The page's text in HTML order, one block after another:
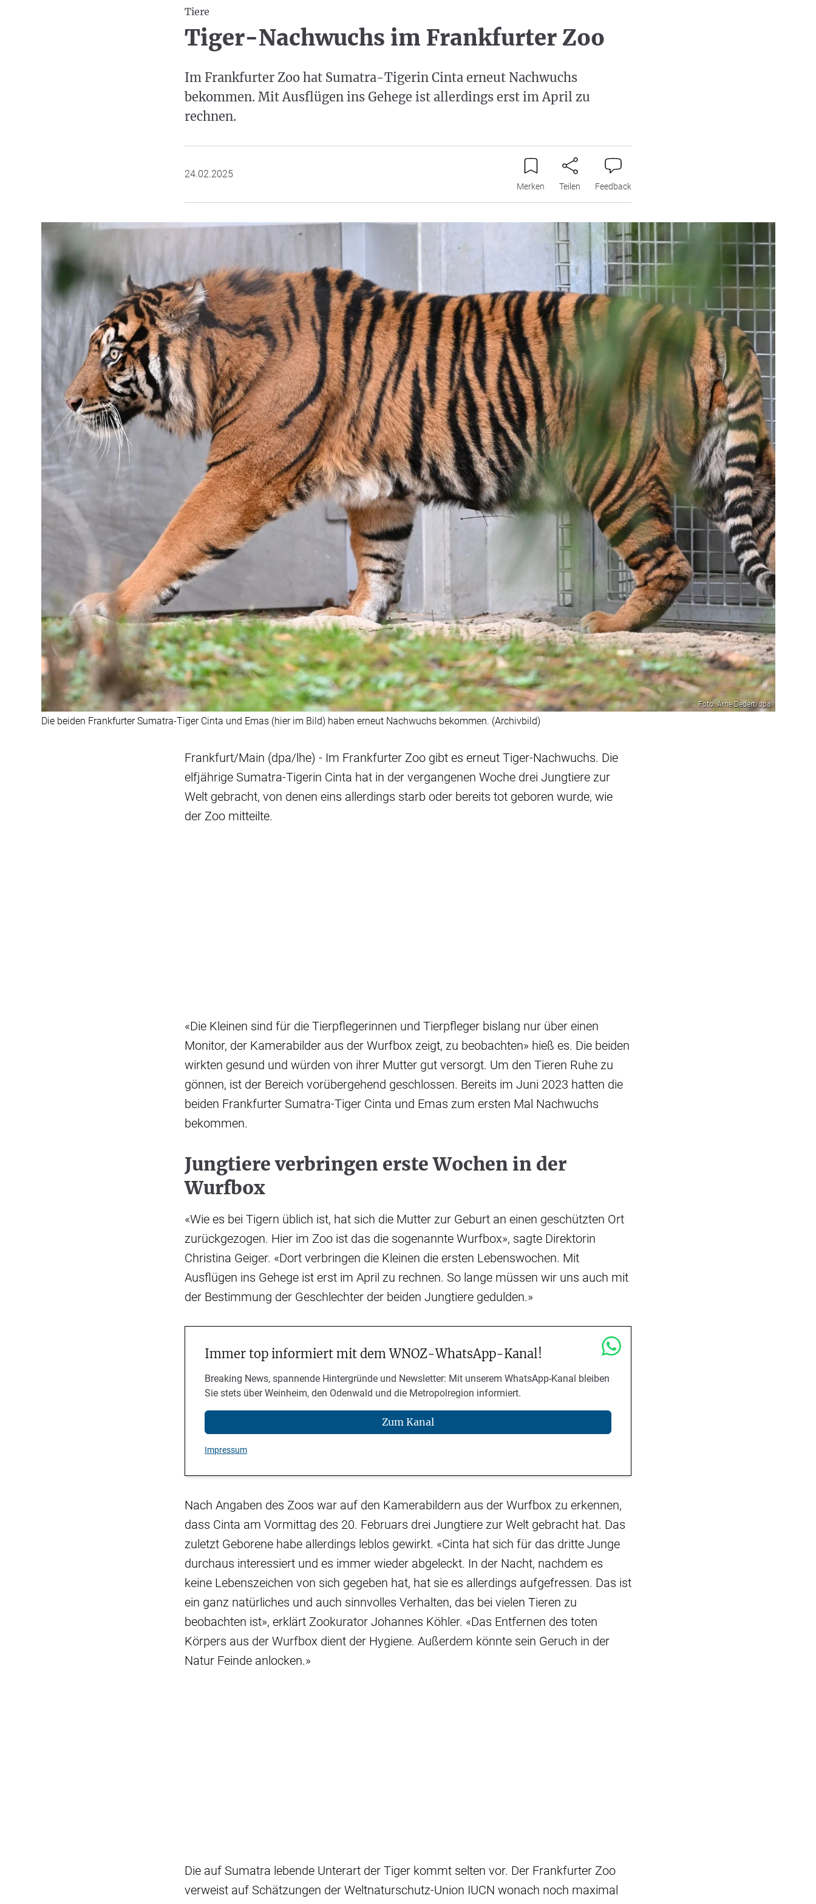
Tiere
Tiger-Nachwuchs im Frankfurter Zoo
Im Frankfurter Zoo hat Sumatra-Tigerin Cinta erneut Nachwuchs
bekommen. Mit Ausflügen ins Gehege ist allerdings erst im April zu
rechnen.
24.02.2025
Merken Teilen Feedback
Foto: Arne Dedert/dpa
Die beiden Frankfurter Sumatra-Tiger Cinta und Emas (hier im Bild) haben erneut Nachwuchs bekommen. (Archivbild)
Frankfurt/Main (dpa/lhe) - Im Frankfurter Zoo gibt es erneut Tiger-Nachwuchs. Die
elfjährige Sumatra-Tigerin Cinta hat in der vergangenen Woche drei Jungtiere zur
Welt gebracht, von denen eins allerdings starb oder bereits tot geboren wurde, wie
der Zoo mitteilte.
«Die Kleinen sind für die Tierpflegerinnen und Tierpfleger bislang nur über einen
Monitor, der Kamerabilder aus der Wurfbox zeigt, zu beobachten» hieß es. Die beiden
wirkten gesund und würden von ihrer Mutter gut versorgt. Um den Tieren Ruhe zu
gönnen, ist der Bereich vorübergehend geschlossen. Bereits im Juni 2023 hatten die
beiden Frankfurter Sumatra-Tiger Cinta und Emas zum ersten Mal Nachwuchs
bekommen.
Jungtiere verbringen erste Wochen in der
Wurfbox
«Wie es bei Tigern üblich ist, hat sich die Mutter zur Geburt an einen geschützten Ort
zurückgezogen. Hier im Zoo ist das die sogenannte Wurfbox», sagte Direktorin
Christina Geiger. «Dort verbringen die Kleinen die ersten Lebenswochen. Mit
Ausflügen ins Gehege ist erst im April zu rechnen. So lange müssen wir uns auch mit
der Bestimmung der Geschlechter der beiden Jungtiere gedulden.»
Immer top informiert mit dem WNOZ-WhatsApp-Kanal!
Breaking News, spannende Hintergründe und Newsletter: Mit unserem WhatsApp-Kanal bleiben
Sie stets über Weinheim, den Odenwald und die Metropolregion informiert.
Zum Kanal
Impressum
Nach Angaben des Zoos war auf den Kamerabildern aus der Wurfbox zu erkennen,
dass Cinta am Vormittag des 20. Februars drei Jungtiere zur Welt gebracht hat. Das
zuletzt Geborene habe allerdings leblos gewirkt. «Cinta hat sich für das dritte Junge
durchaus interessiert und es immer wieder abgeleckt. In der Nacht, nachdem es
keine Lebenszeichen von sich gegeben hat, hat sie es allerdings aufgefressen. Das ist
ein ganz natürliches und auch sinnvolles Verhalten, das bei vielen Tieren zu
beobachten ist», erklärt Zookurator Johannes Köhler. «Das Entfernen des toten
Körpers aus der Wurfbox dient der Hygiene. Außerdem könnte sein Geruch in der
Natur Feinde anlocken.»
Die auf Sumatra lebende Unterart der Tiger kommt selten vor. Der Frankfurter Zoo
verweist auf Schätzungen der Weltnaturschutz-Union IUCN wonach noch maximal